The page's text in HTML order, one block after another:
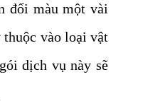
đổi màu một vài
vào loại vật
dịch vụ này sẽ